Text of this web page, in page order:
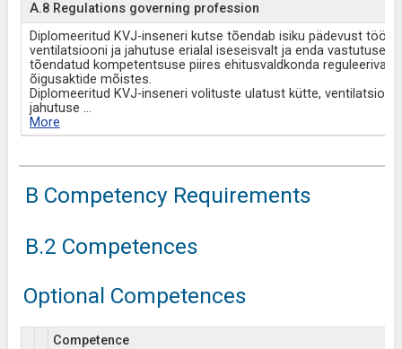
A.8 Regulations governing profession
Diplomeeritud KVJ-inseneri kutse tõendab isiku pädevust
ventilatsiooni ja jahutuse erialal iseseisvalt ja enda vastutusel
tõendatud kompetentsuse piires ehitusvaldkonda reguleerivate
õigusaktide mõistes.
Diplomeeritud KVJ-inseneri volituste ulatust kütte,
jahutuse ...
More
B Competency Requirements
B.2 Competences
Optional Competences
Competence